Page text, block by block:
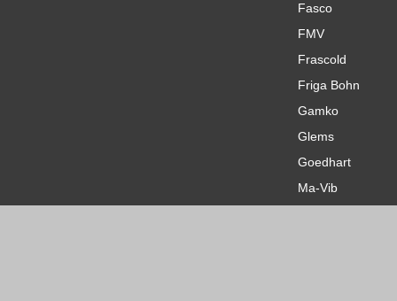
Fasco
FMV
Frascold
Friga Bohn
Gamko
Glems
Goedhart
Ma-Vib